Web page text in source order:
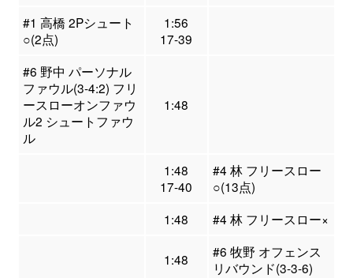
#1 高橋 2Pシュート
○(2点)
1:56
17-39
#6 野中 パーソナル
ファウル(3-4:2) フリ
ースローオンファウ
ル2 シュートファウ
ル
1:48
1:48
17-40
#4 林 フリースロー
○(13点)
1:48
#4 林 フリースロー×
1:48
#6 牧野 オフェンス
リバウンド(3-3-6)